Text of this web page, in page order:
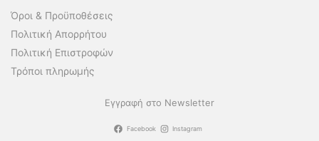
Όροι & Προϋποθέσεις
Πολιτική Απορρήτου
Πολιτική Επιστροφών
Τρόποι πληρωμής
Εγγραφή στο Newsletter
Facebook Instagram